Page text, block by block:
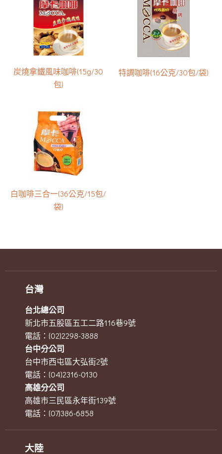
炭燒拿鐵風味咖啡(15g/30
包)
特調咖啡(16公克/30包/袋)
白咖啡三合一(36公克/15包/
袋)
台灣
台北總公司
新北市五股區五工二路116巷9號
電話：(02)2298-3888
台中分公司
台中市西屯區大弘街2號
電話：(04)2316-0130
高雄分公司
高雄市三民區永年街139號
電話：(07)386-6858
大陸